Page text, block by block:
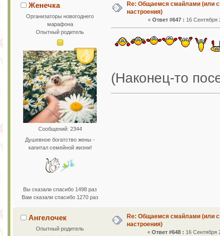
Женечка
Организаторы новогоднего
марафона
Опытный родитель
Сообщений: 2344
Душевное богатство жены -
капитал семейной жизни!
Вы сказали спасибо 1498 раз
Вам сказали спасибо 1270 раз
Re: Общаемся смайлами (или
настроения)
« Ответ #647 : 16 Сентября
(Наконец-то
Ангелочек
Опытный родитель
Re: Общаемся смайлами (или
настроения)
«Ответ #648 : 16 Сентября